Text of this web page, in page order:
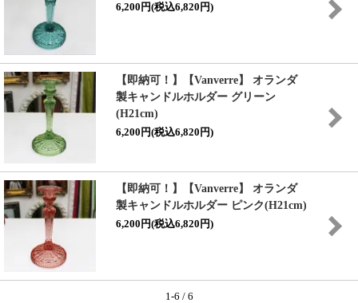
6,200円(税込6,820円)
【即納可！】【Vanverre】 オランダ
製キャンドルホルダー グリーン
(H21cm)
6,200円(税込6,820円)
【即納可！】【Vanverre】 オランダ
製キャンドルホルダー ピンク(H21cm)
6,200円(税込6,820円)
1-6 / 6